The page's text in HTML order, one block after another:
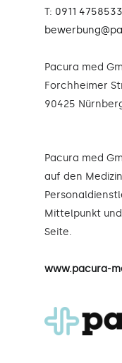
T: 0911
Pacura med
Forchheimer
90425
Pacura med
auf den
Mittelpunkt
Seite.
www.pacura-